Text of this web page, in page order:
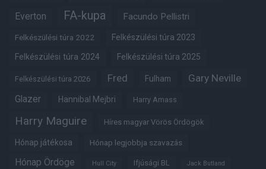
Everton FA-kupa Facundo Pellistri
Felkészülési túra 2022 Felkészülési túra 2023
Felkészülési túra 2024 Felkészülési túra 2025
Felkészülési túra 2026 Fred Fulham Gary Neville
Glazer Hannibal Mejbri Harry Amass
Harry Maguire Híres magyar Vörös Ördögök
Hónap játékosa Hónap legjobbja szavazás
Hónap Ördöge Hull City Ifjúsági BL Jack Butland